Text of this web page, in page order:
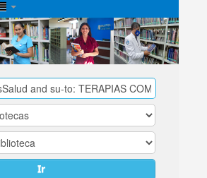
Ir